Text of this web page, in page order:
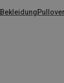
Bekleidung